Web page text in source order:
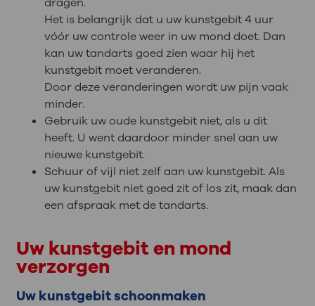
Het is belangrijk dat u uw kunstgebit 4 uur
vóór uw controle weer in uw mond doet. Dan
kan uw tandarts goed zien waar hij het
kunstgebit moet veranderen.
Door deze veranderingen wordt uw pijn vaak
minder.
Gebruik uw oude kunstgebit niet, als u dit
heeft. U went daardoor minder snel aan uw
nieuwe kunstgebit.
Schuur of vijl niet zelf aan uw kunstgebit. Als
uw kunstgebit niet goed zit of los zit, maak dan
een afspraak met de tandarts.
Uw kunstgebit en mond
verzorgen
Uw kunstgebit schoonmaken